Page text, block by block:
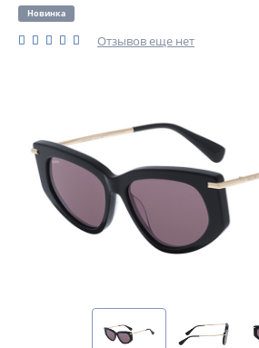
Новинка
Отзывов еще нет